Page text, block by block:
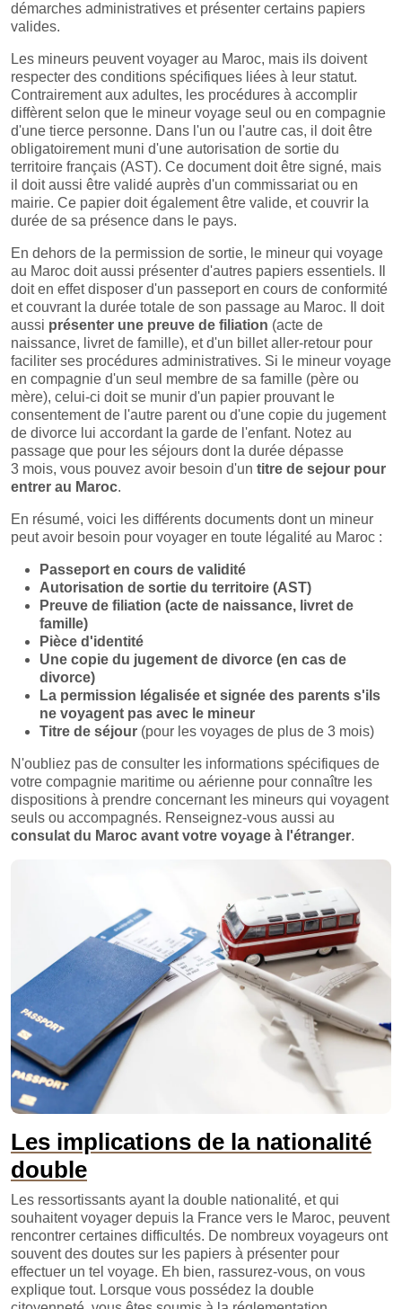
démarches administratives et présenter certains papiers
valides.
Les mineurs peuvent voyager au Maroc, mais ils doivent
respecter des conditions spécifiques liées à leur statut.
Contrairement aux adultes, les procédures à accomplir
diffèrent selon que le mineur voyage seul ou en compagnie
d'une tierce personne. Dans l'un ou l'autre cas, il doit être
obligatoirement muni d'une autorisation de sortie du
territoire français (AST). Ce document doit être signé, mais
il doit aussi être validé auprès d'un commissariat ou en
mairie. Ce papier doit également être valide, et couvrir la
durée de sa présence dans le pays.
En dehors de la permission de sortie, le mineur qui voyage
au Maroc doit aussi présenter d'autres papiers essentiels. Il
doit en effet disposer d'un passeport en cours de conformité
et couvrant la durée totale de son passage au Maroc. Il doit
aussi présenter une preuve de filiation (acte de
naissance, livret de famille), et d'un billet aller-retour pour
faciliter ses procédures administratives. Si le mineur voyage
en compagnie d'un seul membre de sa famille (père ou
mère), celui-ci doit se munir d'un papier prouvant le
consentement de l'autre parent ou d'une copie du jugement
de divorce lui accordant la garde de l'enfant. Notez au
passage que pour les séjours dont la durée dépasse
3 mois, vous pouvez avoir besoin d'un titre de sejour pour
entrer au Maroc.
En résumé, voici les différents documents dont un mineur
peut avoir besoin pour voyager en toute légalité au Maroc :
Passeport en cours de validité
Autorisation de sortie du territoire (AST)
Preuve de filiation (acte de naissance, livret de
famille)
Pièce d'identité
Une copie du jugement de divorce (en cas de
divorce)
La permission légalisée et signée des parents s'ils
ne voyagent pas avec le mineur
Titre de séjour (pour les voyages de plus de 3 mois)
N'oubliez pas de consulter les informations spécifiques de
votre compagnie maritime ou aérienne pour connaître les
dispositions à prendre concernant les mineurs qui voyagent
seuls ou accompagnés. Renseignez-vous aussi au
consulat du Maroc avant votre voyage à l'étranger.
Les implications de la nationalité
double
Les ressortissants ayant la double nationalité, et qui
souhaitent voyager depuis la France vers le Maroc, peuvent
rencontrer certaines difficultés. De nombreux voyageurs ont
souvent des doutes sur les papiers à présenter pour
effectuer un tel voyage. Eh bien, rassurez-vous, on vous
explique tout. Lorsque vous possédez la double